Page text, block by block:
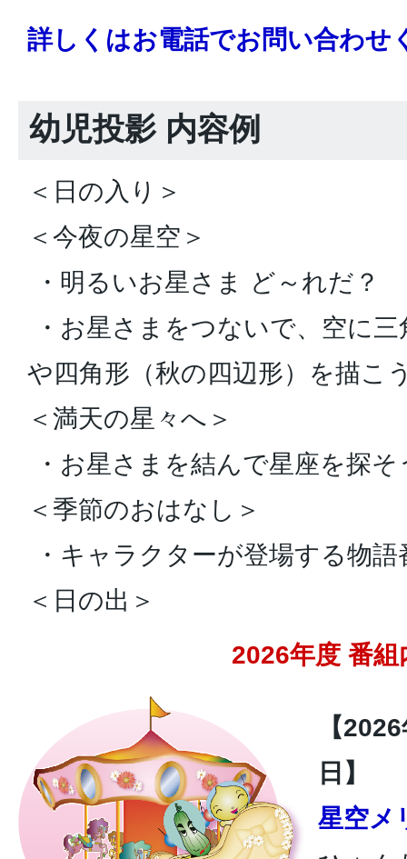
詳しくはお電話でお問い合わせ
幼児投影 内容例
＜日の入り＞
＜今夜の星空＞
・明るいお星さま ど～れだ？
・お星さまをつないで、空に
や四角形（秋の四辺形）を描こ
＜満天の星々へ＞
・お星さまを結んで星座を探そ
＜季節のおはなし＞
・キャラクターが登場する物語
＜日の出＞
2026年度 番組
【
日】
星空メ